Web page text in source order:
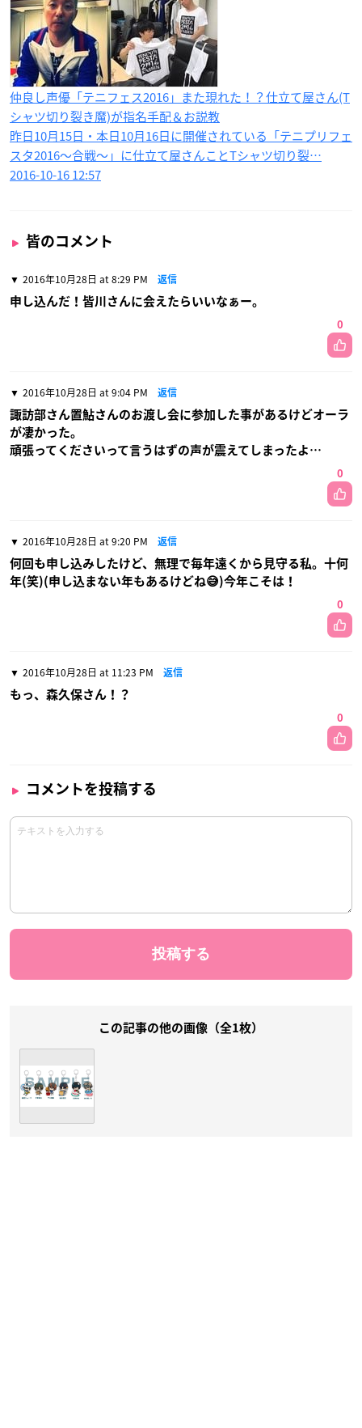
仲良し声優「テニフェス2016」また現れた！？仕立て屋さん(T
シャツ切り裂き魔)が指名手配＆お説教
昨日10月15日・本日10月16日に開催されている「テニプリフェ
スタ2016〜合戦〜」に仕立て屋さんことTシャツ切り裂…
2016-10-16 12:57
皆のコメント
2016年10月28日 at 8:29 PM 返信
申し込んだ！皆川さんに会えたらいいなぁー。
0
2016年10月28日 at 9:04 PM 返信
諏訪部さん置鮎さんのお渡し会に参加した事があるけどオーラ
が凄かった。
頑張ってくださいって言うはずの声が震えてしまったよ…
0
2016年10月28日 at 9:20 PM 返信
何回も申し込みしたけど、無理で毎年遠くから見守る私。十何
年(笑)(申し込まない年もあるけどね😅)今年こそは！
0
2016年10月28日 at 11:23 PM 返信
もっ、森久保さん！？
0
コメントを投稿する
この記事の他の画像（全1枚）